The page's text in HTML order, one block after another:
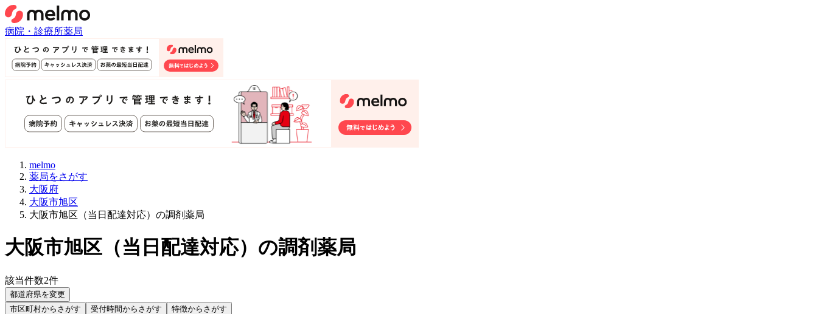
病院・診療所薬局
melmo
薬局をさがす
大阪府
大阪市旭区
大阪市旭区（当日配達対応）の調剤薬局
大阪市旭区 （当日配達対応） の調剤薬局
該当件数2件
都道府県を変更
市区町村からさがす
受付時間からさがす
特徴からさがす